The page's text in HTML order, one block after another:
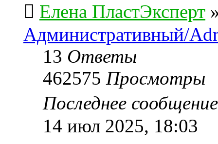
Елена ПластЭксперт
Административный/
13 Ответы
462575 Просмотры
Последнее
14 июл 2025, 18:03